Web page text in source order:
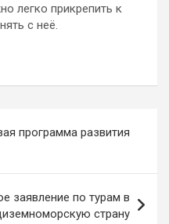
легко прикрепить к
с неё.
программа развития
заявление по турам в
страну